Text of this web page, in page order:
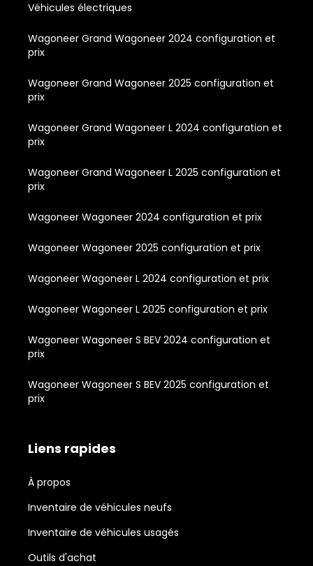
Véhicules électriques
Wagoneer Grand Wagoneer 2024 configuration et
prix
Wagoneer Grand Wagoneer 2025 configuration et
prix
Wagoneer Grand Wagoneer L 2024 configuration et
prix
Wagoneer Grand Wagoneer L 2025 configuration et
prix
Wagoneer Wagoneer 2024 configuration et prix
Wagoneer Wagoneer 2025 configuration et prix
Wagoneer Wagoneer L 2024 configuration et prix
Wagoneer Wagoneer L 2025 configuration et prix
Wagoneer Wagoneer S BEV 2024 configuration et
prix
Wagoneer Wagoneer S BEV 2025 configuration et
prix
Liens rapides
À propos
Inventaire de véhicules neufs
Inventaire de véhicules usagés
Outils d'achat